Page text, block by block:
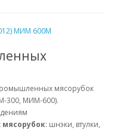
МИМ 600М
мясорубок
300, МИМ-600).
: шнэки, втулки,